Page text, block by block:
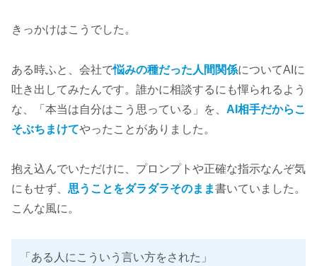
きっかけはこうでした。
ある時ふと、会社で悩みの種だった人間関係についてAIに
吐き出してみたんです。誰かに相談するにも憚られるよう
な、「本当は自分はこう思っている」を、 AI相手だからこ
そぶちまけてやったことがありました。
抱え込んでいただけに、プロンプトや正確な指示なんぞ気
にもせず、 思うことをダラダラそのまま書いていました。
こんな風に。
「ある人にこういう言い方をされた」